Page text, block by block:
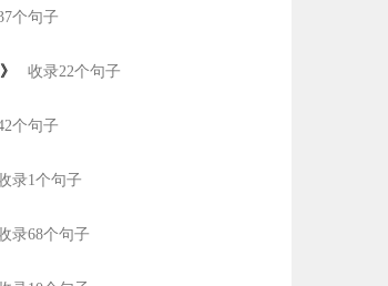
个句子
收录22个句子
个句子
录1个句子
录68个句子